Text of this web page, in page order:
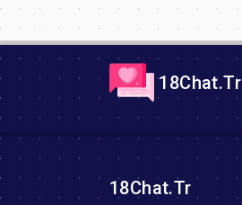
18Chat.Tr
18Chat.Tr